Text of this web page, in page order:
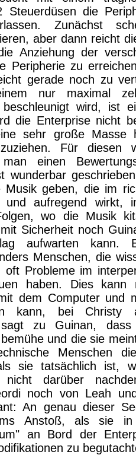
Steuerdüsen die
Zunächst
aber dann reicht
Anziehung der
Peripherie zu
gerade noch zu
nur maximal
wird, ist
die Enterprise nicht
sehr große Masse
Für diesen
einen
wunderbar
geben, die im
und aufregend wirkt,
wo die Musik
Sicherheit noch
aufwarten kann.
Menschen, die
Probleme im
haben. Dies kann
dem Computer und
kann, bei
sagt zu Guinan,
und die sie
Menschen
sie tatsächlich ist,
nicht darüber
noch von Leah
An genau dieser
Anstoß, als sie
an Bord der
zu